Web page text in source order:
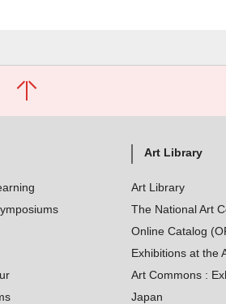
Art Library
Art Library
The National Art
Online Catalog
Exhibitions at the
Art Commons :
Japan